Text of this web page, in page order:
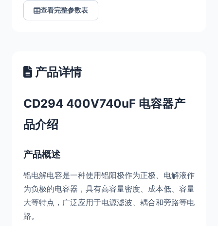
查看完整参数表
产品详情
CD294 400V740uF 电容器产
品介绍
产品概述
铝电解电容是一种使用铝阳极作为正极、电解液作
为负极的电容器，具有高容量密度、成本低、容量
大等特点，广泛应用于电源滤波、耦合和旁路等电
路。